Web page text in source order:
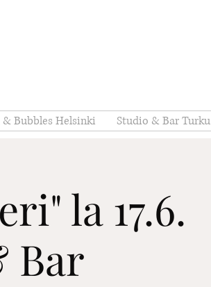
& Bubbles Helsinki Studio & Bar Turku
la 17.6.
Bar